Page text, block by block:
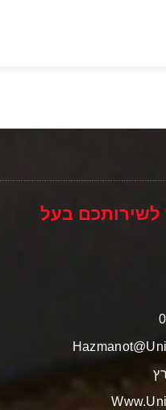
בעל